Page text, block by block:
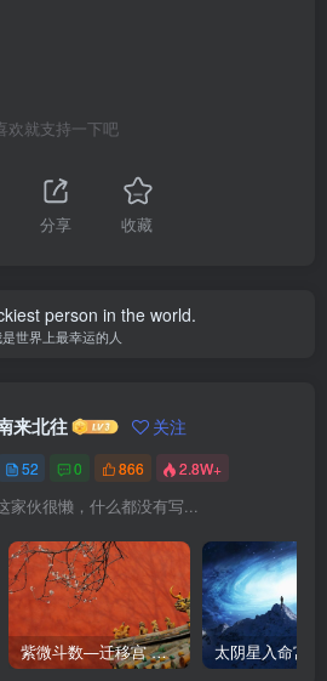
欢就支持一下吧
分享 收藏
person in the world.
世界上最幸运的人
来北往 关注
52 0 866 2.8W+
家伙很懒，什么都没有写...
紫微斗数—迁移宫 四化飞星